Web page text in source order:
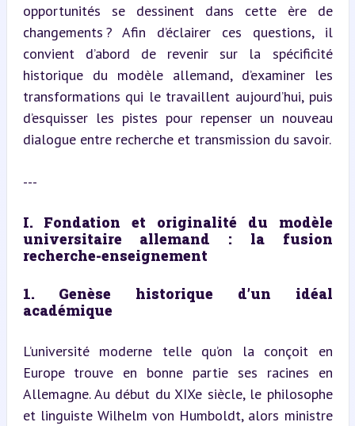
opportunités se dessinent dans cette ère de
changements ? Afin d’éclairer ces questions, il
convient d’abord de revenir sur la spécificité
historique du modèle allemand, d’examiner les
transformations qui le travaillent aujourd’hui, puis
d’esquisser les pistes pour repenser un nouveau
dialogue entre recherche et transmission du savoir.
---
I. Fondation et originalité du modèle
universitaire allemand : la fusion
recherche-enseignement
1. Genèse historique d’un idéal
académique
L’université moderne telle qu’on la conçoit en
Europe trouve en bonne partie ses racines en
Allemagne. Au début du XIXe siècle, le philosophe
et linguiste Wilhelm von Humboldt, alors ministre